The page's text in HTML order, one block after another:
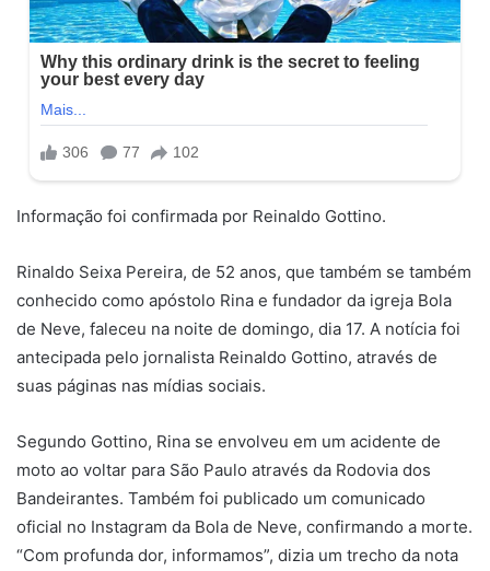
Informação foi confirmada por Reinaldo Gottino.
Rinaldo Seixa Pereira, de 52 anos, que também se também
conhecido como apóstolo Rina e fundador da igreja Bola
de Neve, faleceu na noite de domingo, dia 17. A notícia foi
antecipada pelo jornalista Reinaldo Gottino, através de
suas páginas nas mídias sociais.
Segundo Gottino, Rina se envolveu em um acidente de
moto ao voltar para São Paulo através da Rodovia dos
Bandeirantes. Também foi publicado um comunicado
oficial no Instagram da Bola de Neve, confirmando a morte.
“Com profunda dor, informamos”, dizia um trecho da nota